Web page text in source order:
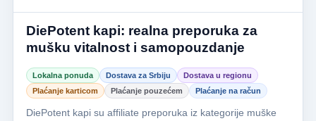
DiePotent kapi: realna preporuka za
mušku vitalnost i samopouzdanje
Lokalna ponuda Dostava za Srbiju
Dostava u regionu
Plaćanje karticom
Plaćanje pouzećem Plaćanje na račun
DiePotent kapi su affiliate preporuka iz kategorije muške